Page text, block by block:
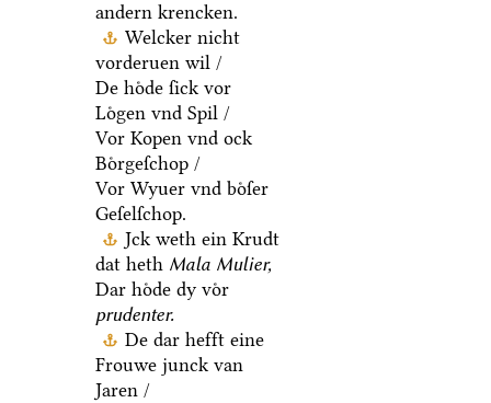
andern krencken.
Welcker nicht
vorderuen wil /
De hoͤde ſick vor
Loͤgen vnd Spil /
Vor Kopen vnd ock
Boͤrgeſchop /
Vor Wyuer vnd boͤſer
Geſelſchop.
Jck weth ein Krudt
dat heth Mala Mulier,
Dar hoͤde dy voͤr
prudenter.
De dar hefft eine
Frouwe junck van
Jaren /